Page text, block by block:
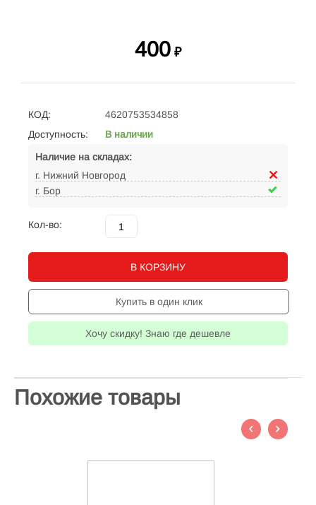
400 ₽
КОД:
4620753534858
Доступность:
В наличии
Наличие на складах:
г. Нижний Новгород
г. Бор
Кол-во:
В КОРЗИНУ
Купить в один клик
Хочу скидку! Знаю где дешевле
Похожие товары